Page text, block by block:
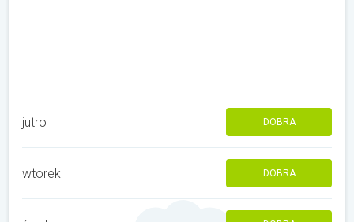
jutro DOBRA
wtorek DOBRA